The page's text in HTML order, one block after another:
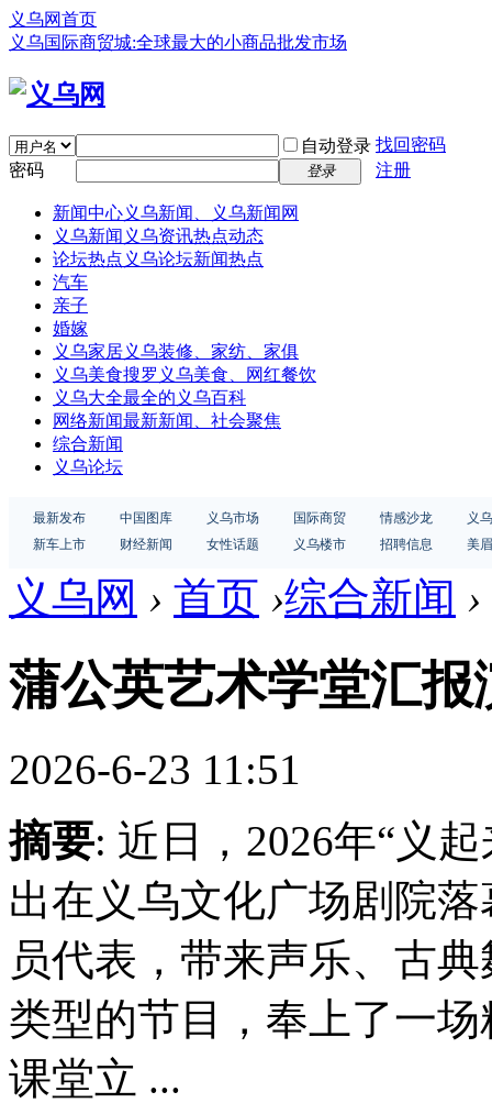
义乌网首页
义乌国际商贸城:全球最大的小商品批发市场
自动登录 找回密码
密码
登录 注册
新闻中心义乌新闻、义乌新闻网
义乌新闻 义乌资讯热点动态
论坛热点 义乌论坛新闻热点
汽车
亲子
婚嫁
义乌家居义乌装修、家纺、家俱
义乌美食搜罗义乌美食、网红餐饮
义乌大全最全的义乌百科
网络新闻最新新闻、社会聚焦
综合新闻
义乌论坛
最新发布 中国图库 义乌市场 国际商贸 情感沙龙
义
新车上市
财经新闻 女性话题 义乌楼市 招聘信息 美
义乌网 › 首页 ›综合新闻 ›
蒲公英艺术学堂汇报
2026-6-23 11:51
摘要: 近日，2026年“义
出在义乌文化广场剧院
员代表，带来声乐、古
类型的节目，奉上了一
课堂立 ...